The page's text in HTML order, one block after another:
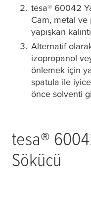
tesa® 60042
Cam, metal
yapışkan
Alternatif
izopropanol
önlemek için
spatula ile iyice
önce solventi
tesa®
Sökücü